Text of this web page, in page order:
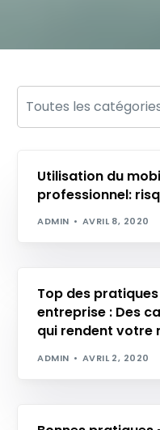
Utilisation du
professionnel:
ADMIN AVRIL 8, 2020
Top des
entreprise : Des
qui rendent votre
ADMIN AVRIL 2, 2020